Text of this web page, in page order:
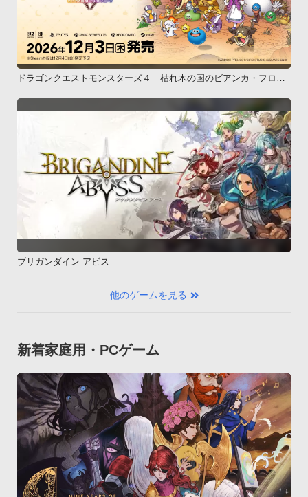
ドラゴンクエストモンスターズ４ 枯れ木の国のビアンカ・フロー
ブリガンダイン アビス
他のゲームを見る
新着家庭用・PCゲーム